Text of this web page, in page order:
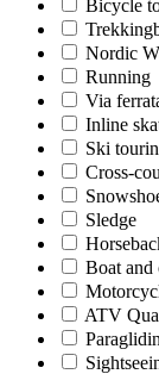
Bicycle
Nordic
Running
Via
Inline
Ski
Cross-
Sledge
Boat and
ATV